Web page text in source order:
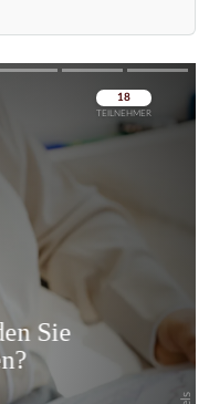
Überspringen
Überspringen